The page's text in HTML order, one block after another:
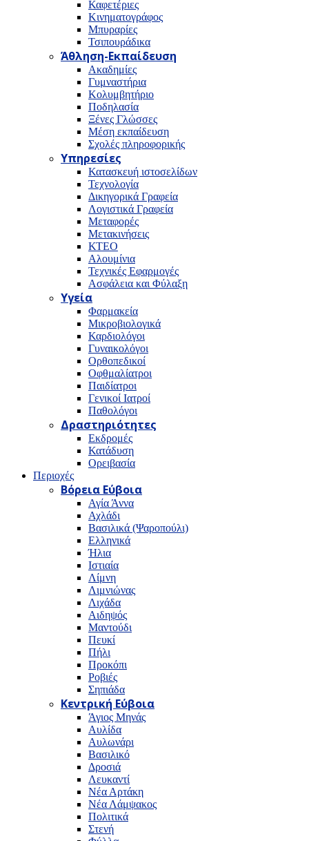
Καφετέριες
Κινηματογράφος
Μπυραρίες
Τσιπουράδικα
Άθληση-Εκπαίδευση
Ακαδημίες
Γυμναστήρια
Κολυμβητήριο
Ποδηλασία
Ξένες Γλώσσες
Μέση εκπαίδευση
Σχολές πληροφορικής
Υπηρεσίες
Κατασκευή ιστοσελίδων
Τεχνολογία
Δικηγορικά Γραφεία
Λογιστικά Γραφεία
Μεταφορές
Μετακινήσεις
ΚΤΕΟ
Αλουμίνια
Τεχνικές Εφαρμογές
Ασφάλεια και Φύλαξη
Υγεία
Φαρμακεία
Μικροβιολογικά
Καρδιολόγοι
Γυναικολόγοι
Ορθοπεδικοί
Οφθμαλίατροι
Παιδίατροι
Γενικοί Ιατροί
Παθολόγοι
Δραστηριότητες
Εκδρομές
Κατάδυση
Ορειβασία
Περιοχές
Βόρεια Εύβοια
Αγία Άννα
Αχλάδι
Βασιλικά (Ψαροπούλι)
Ελληνικά
Ήλια
Ιστιαία
Λίμνη
Λιμνιώνας
Λιχάδα
Αιδηψός
Μαντούδι
Πευκί
Πήλι
Προκόπι
Ροβιές
Σηπιάδα
Κεντρική Εύβοια
Άγιος Μηνάς
Αυλίδα
Αυλωνάρι
Βασιλικό
Δροσιά
Λευκαντί
Νέα Αρτάκη
Νέα Λάμψακος
Πολιτικά
Στενή